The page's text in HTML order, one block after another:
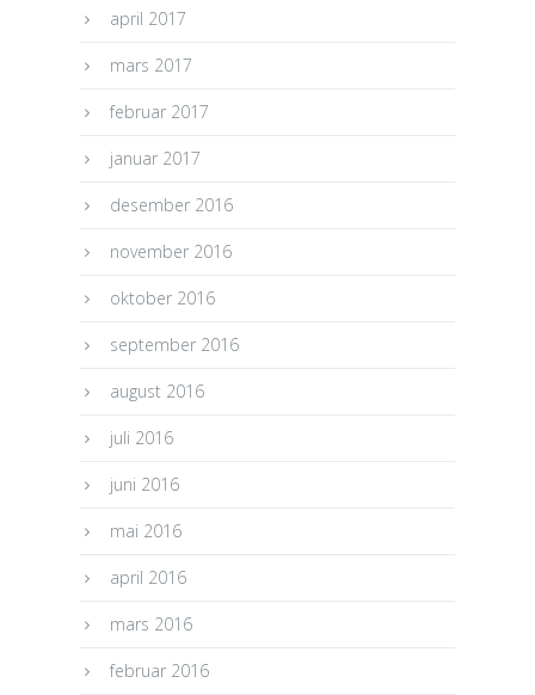
april 2017
mars 2017
februar 2017
januar 2017
desember 2016
november 2016
oktober 2016
september 2016
august 2016
juli 2016
juni 2016
mai 2016
april 2016
mars 2016
februar 2016